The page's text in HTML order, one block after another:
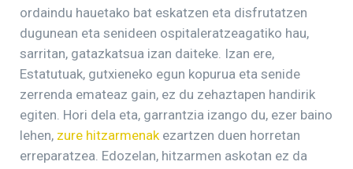
ordaindu hauetako bat eskatzen eta disfrutatzen
dugunean eta senideen ospitaleratzeagatiko hau,
sarritan, gatazkatsua izan daiteke. Izan ere,
Estatutuak, gutxieneko egun kopurua eta senide
zerrenda emateaz gain, ez du zehaztapen handirik
egiten. Hori dela eta, garrantzia izango du, ezer baino
lehen, zure hitzarmenakezartzen duen horretan
erreparatzea. Edozelan, hitzarmen askotan ez da